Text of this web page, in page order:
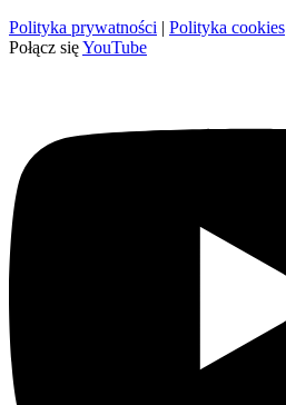
Polityka prywatności | Polityka cookies
Połącz sięYouTube